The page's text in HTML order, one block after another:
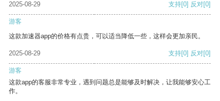
2025-08-29
支持[0] 反对[0]
游客
这款加速器app的价格有点贵，可以适当降低一些，这样会更加亲民。
2025-08-29 支持[0] 反对[0]
游客
这款app的客服非常专业，遇到问题总是能够及时解决，让我能够安心工
作。